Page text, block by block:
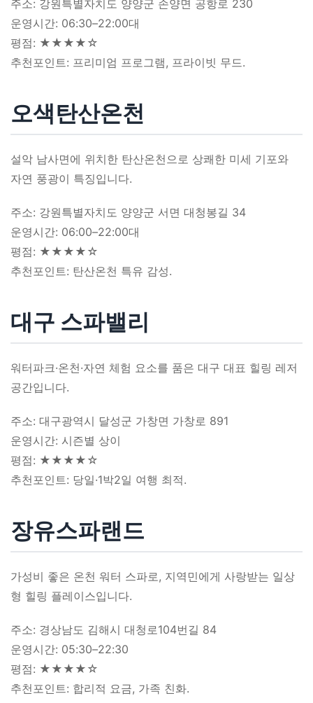
주소: 강원특별자치도 양양군 손양면 공항로 230
운영시간: 06:30–22:00대
평점: ★★★★☆
추천포인트: 프리미엄 프로그램, 프라이빗 무드.
오색탄산온천
설악 남사면에 위치한 탄산온천으로 상쾌한 미세 기포와
자연 풍광이 특징입니다.
주소: 강원특별자치도 양양군 서면 대청봉길 34
운영시간: 06:00–22:00대
평점: ★★★★☆
추천포인트: 탄산온천 특유 감성.
대구 스파밸리
워터파크·온천·자연 체험 요소를 품은 대구 대표 힐링 레저
공간입니다.
주소: 대구광역시 달성군 가창면 가창로 891
운영시간: 시즌별 상이
평점: ★★★★☆
추천포인트: 당일·1박2일 여행 최적.
장유스파랜드
가성비 좋은 온천 워터 스파로, 지역민에게 사랑받는 일상
형 힐링 플레이스입니다.
주소: 경상남도 김해시 대청로104번길 84
운영시간: 05:30–22:30
평점: ★★★★☆
추천포인트: 합리적 요금, 가족 친화.